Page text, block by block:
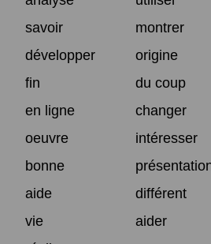
savoir
montrer
développer
origine
fin
du coup
en ligne
changer
oeuvre
intéresser
bonne
aide
différent
vie
aider